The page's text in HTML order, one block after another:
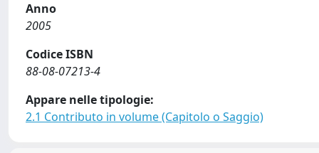
Anno
2005
Codice ISBN
88-08-07213-4
Appare nelle tipologie:
2.1 Contributo in volume (Capitolo o Saggio)